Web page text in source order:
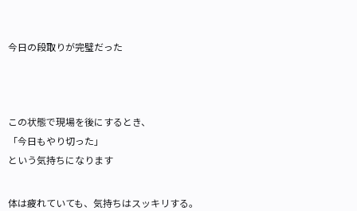
今日の段取りが完璧だった
この状態で現場を後にするとき、
「今日もやり切った」
という気持ちになります
体は疲れていても、気持ちはスッキリする。